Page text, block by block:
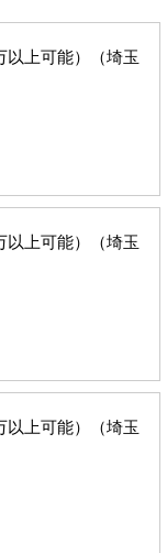
以上可能）（埼玉
以上可能）（埼玉
以上可能）（埼玉